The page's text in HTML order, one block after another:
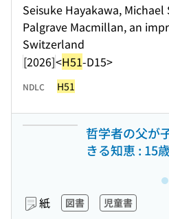
Seisuke Hayakawa,
Palgrave Macmillan, an
Switzerland
[2026]<H51-D15>
NDLC H51
哲学者の父が
きる知恵 : 15
紙 図書 児童書